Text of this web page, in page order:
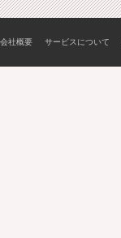
会社概要 サービスについて